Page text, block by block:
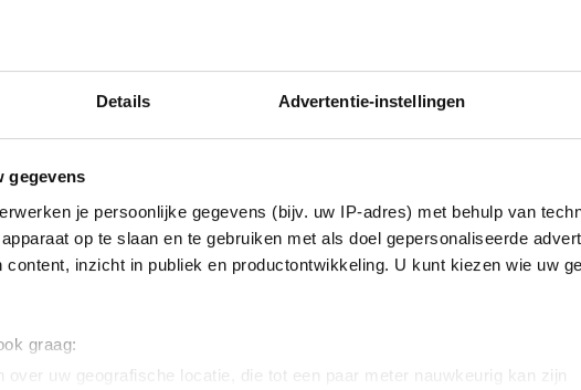
Details Advertentie-instellingen
gegevens
je persoonlijke gegevens (bijv. uw IP-adres) met behulp van
op te slaan en te gebruiken met als doel gepersonaliseerde
content, inzicht in publiek en productontwikkeling. U kunt kiezen wie uw
graag:
over uw geografische locatie, die tot een paar meter nauwkeurig kan zijn
Vriendin